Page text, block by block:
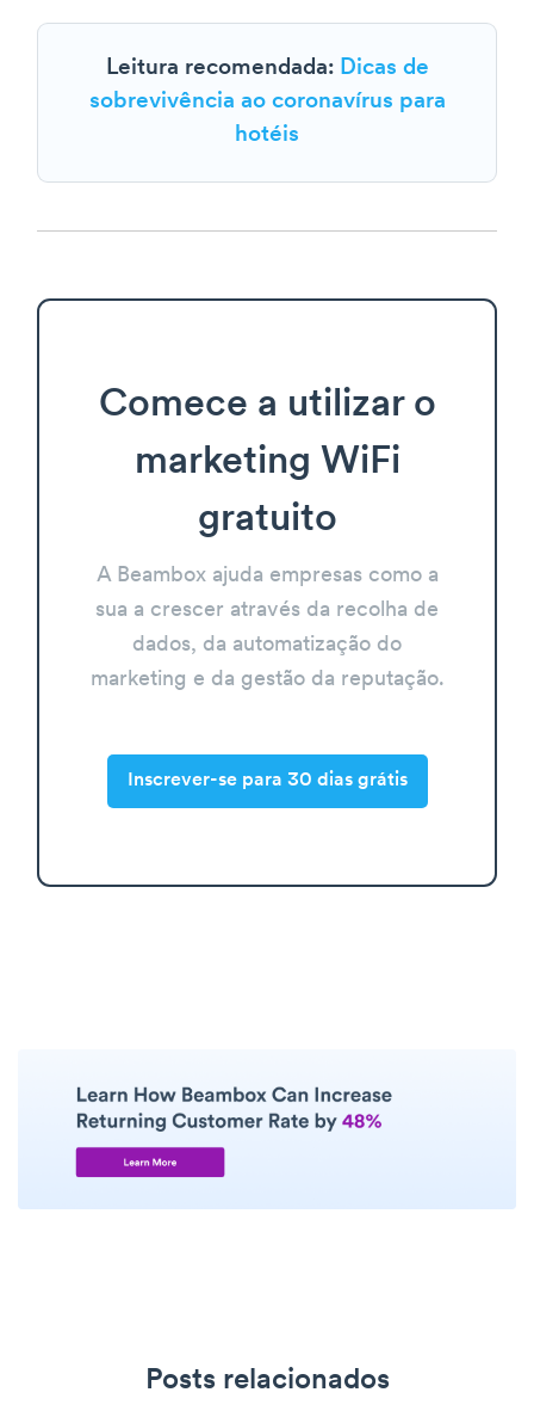
Leitura recomendada: Dicas de
sobrevivência ao coronavírus para
hotéis
Comece a utilizar o
marketing WiFi
gratuito
A Beambox ajuda empresas como a
sua a crescer através da recolha de
dados, da automatização do
marketing e da gestão da reputação.
Inscrever-se para 30 dias grátis
Posts relacionados